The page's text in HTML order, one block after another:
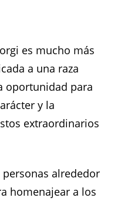
es mucho más
a una raza
oportunidad para
y la
extraordinarios
alrededor
homenajear a los